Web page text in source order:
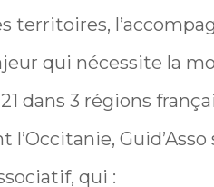
territoires,
qui nécessite la
dans 3 régions
qui :